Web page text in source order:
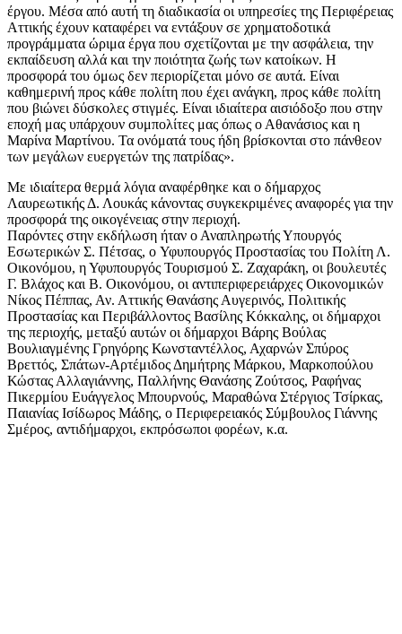
έργου. Μέσα από αυτή τη διαδικασία οι υπηρεσίες της Περιφέρειας
Αττικής έχουν καταφέρει να εντάξουν σε χρηματοδοτικά
προγράμματα ώριμα έργα που σχετίζονται με την ασφάλεια, την
εκπαίδευση αλλά και την ποιότητα ζωής των κατοίκων. Η
προσφορά του όμως δεν περιορίζεται μόνο σε αυτά. Είναι
καθημερινή προς κάθε πολίτη που έχει ανάγκη, προς κάθε πολίτη
που βιώνει δύσκολες στιγμές. Είναι ιδιαίτερα αισιόδοξο που στην
εποχή μας υπάρχουν συμπολίτες μας όπως ο Αθανάσιος και η
Μαρίνα Μαρτίνου. Τα ονόματά τους ήδη βρίσκονται στο πάνθεον
των μεγάλων ευεργετών της πατρίδας».
Με ιδιαίτερα θερμά λόγια αναφέρθηκε και ο δήμαρχος
Λαυρεωτικής Δ. Λουκάς κάνοντας συγκεκριμένες αναφορές για την
προσφορά της οικογένειας στην περιοχή.
Παρόντες στην εκδήλωση ήταν ο Αναπληρωτής Υπουργός
Εσωτερικών Σ. Πέτσας, o Υφυπουργός Προστασίας του Πολίτη Λ.
Οικονόμου, η Υφυπουργός Τουρισμού Σ. Ζαχαράκη, οι βουλευτές
Γ. Βλάχος και Β. Οικονόμου, οι αντιπεριφερειάρχες Οικονομικών
Νίκος Πέππας, Αν. Αττικής Θανάσης Αυγερινός, Πολιτικής
Προστασίας και Περιβάλλοντος Βασίλης Κόκκαλης, οι δήμαρχοι
της περιοχής, μεταξύ αυτών οι δήμαρχοι Βάρης Βούλας
Βουλιαγμένης Γρηγόρης Κωνσταντέλλος, Αχαρνών Σπύρος
Βρεττός, Σπάτων-Αρτέμιδος Δημήτρης Μάρκου, Μαρκοπούλου
Κώστας Αλλαγιάννης, Παλλήνης Θανάσης Ζούτσος, Ραφήνας
Πικερμίου Ευάγγελος Μπουρνούς, Μαραθώνα Στέργιος Τσίρκας,
Παιανίας Ισίδωρος Μάδης, ο Περιφερειακός Σύμβουλος Γιάννης
Σμέρος, αντιδήμαρχοι, εκπρόσωποι φορέων, κ.α.